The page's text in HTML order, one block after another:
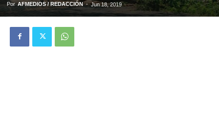
Por AFMEDIOS / REDACCIÓN - Jun 18, 2019